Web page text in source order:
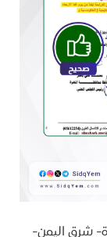
شرق اليمن-